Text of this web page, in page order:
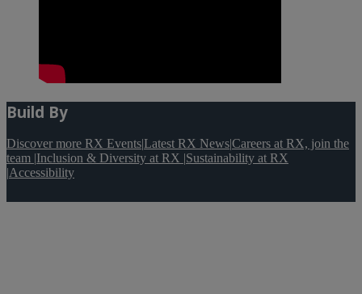
Build By
Discover more RX Events|Latest RX News|Careers at RX, join the
team |Inclusion & Diversity at RX |Sustainability at RX
|Accessibility